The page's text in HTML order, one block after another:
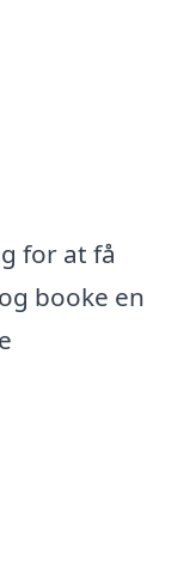
for at få
booke en